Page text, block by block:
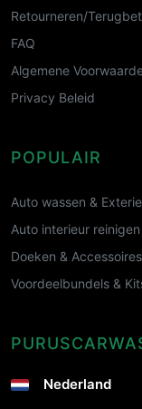
Retourneren/
FAQ
Algemene
Privacy Beleid
POPULAIR
Auto wassen &
Auto interieur reinigen
Doeken & Accessoires
Voordeelbundels &
Nederland